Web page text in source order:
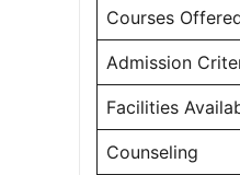
Courses
Admission
Facilities
Counseling